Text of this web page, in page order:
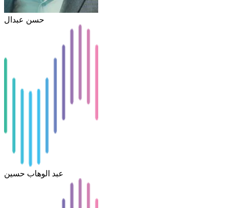
حسن عبدال
عبد الوهاب حسين